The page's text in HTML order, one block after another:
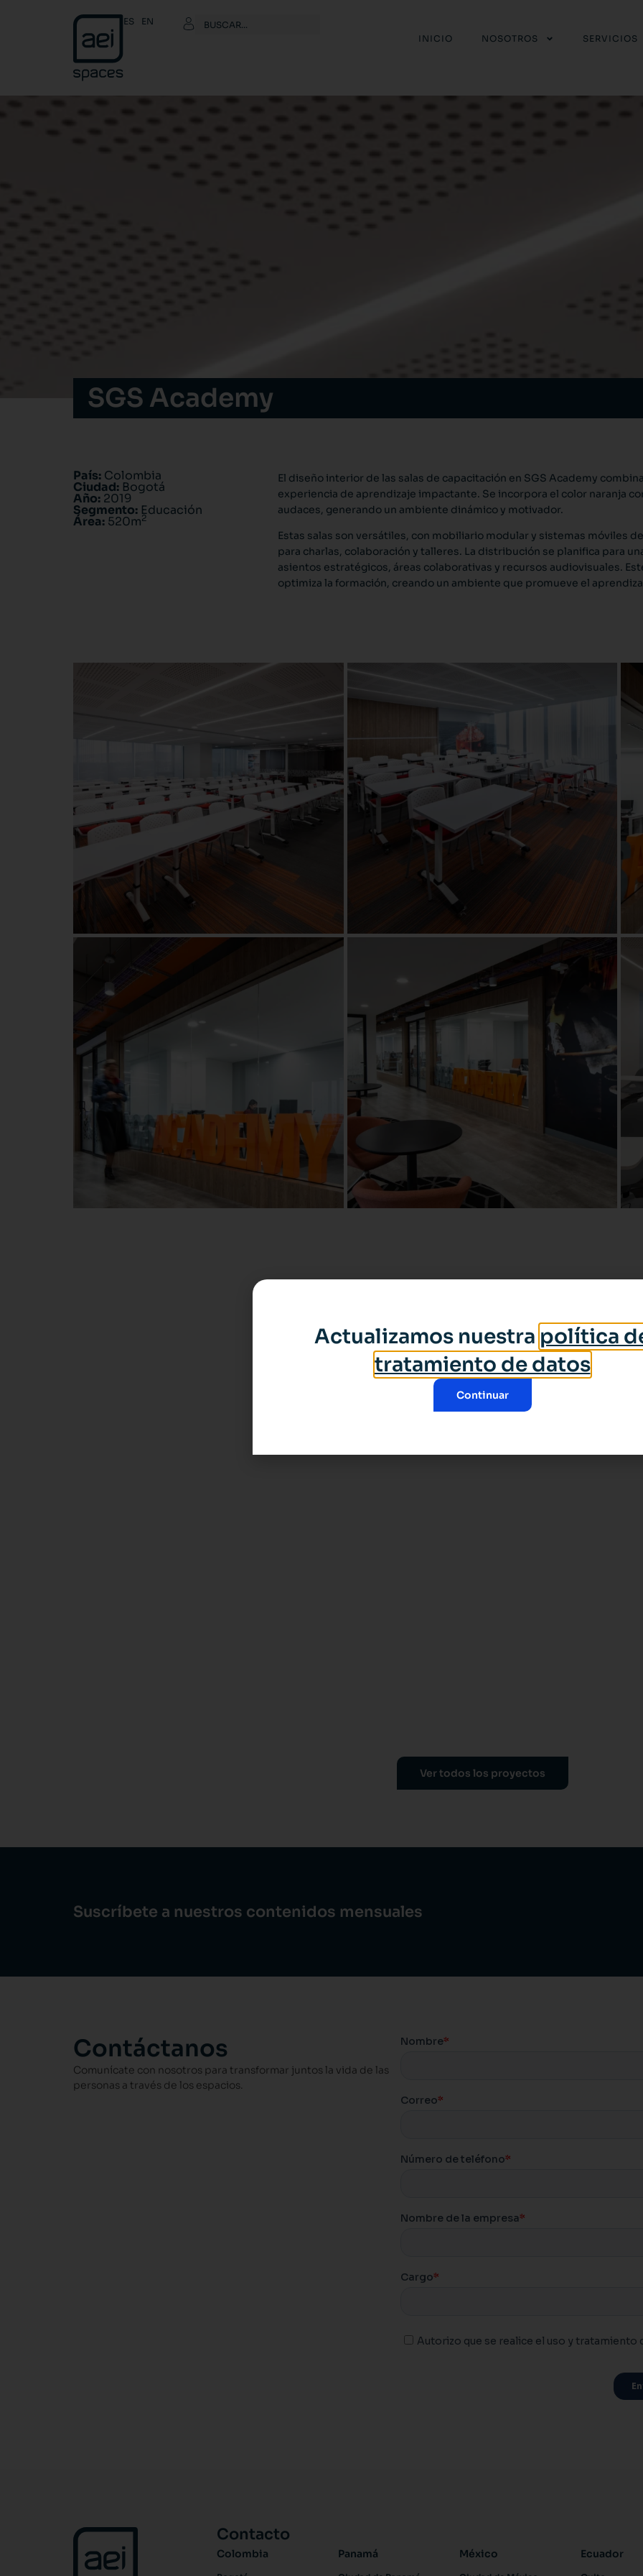
ES
EN
INICIO
NOSOTROS SERVICIOS
SGS Academy
País: Colombia
Ciudad: Bogotá
Año: 2019
Segmento: Educación
Área: 520m2
El diseño interior de las salas de capacitación en SGS Academy
experiencia de aprendizaje impactante. Se incorpora el color naranja
audaces, generando un ambiente dinámico y motivador.
Estas salas son versátiles, con mobiliario modular y sistemas móviles
para charlas, colaboración y talleres. La distribución se planifica para
asientos estratégicos, áreas colaborativas y recursos audiovisuales.
optimiza la formación, creando un ambiente que promueve el
Ver todos los proyectos
Suscríbete a nuestros contenidos mensuales
Contáctanos
Comunícate con nosotros para transformar juntos la vida de las
personas a través de los espacios.
Contacto
Colombia Panamá México Ecuador
Actualizamos nuestra política
tratamiento de datos
Continuar